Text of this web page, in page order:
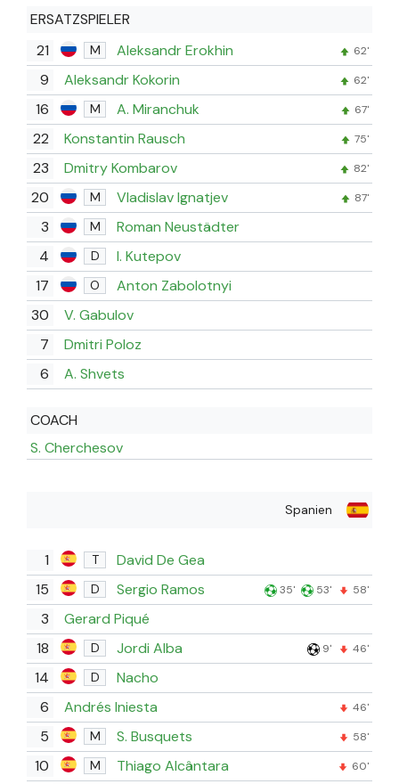
ERSATZSPIELER
21
M Aleksandr Erokhin 62'
9 Aleksandr Kokorin 62'
16 M A. Miranchuk 67'
22 Konstantin Rausch 75'
23 Dmitry Kombarov 82'
20 M Vladislav Ignatjev 87'
3 M
Roman Neustädter
4
D
I. Kutepov
17
O
Anton Zabolotnyi
30
V. Gabulov
7
Dmitri Poloz
6
A. Shvets
COACH
S. Cherchesov
Spanien
1 T
David De Gea
15
D Sergio Ramos 35' 53' 58'
3
Gerard Piqué
18
D Jordi Alba 9' 46'
14 D
Nacho
6
Andrés Iniesta 46'
5 M S. Busquets 58'
10 M Thiago Alcântara 60'